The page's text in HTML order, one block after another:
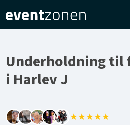
Underholdning til
i Harlev J
★★★★★